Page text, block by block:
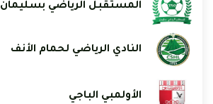
المستقبل الرياضي بسليمان
النادي الرياضي لحمام الأنف
الأولمبي الباجي